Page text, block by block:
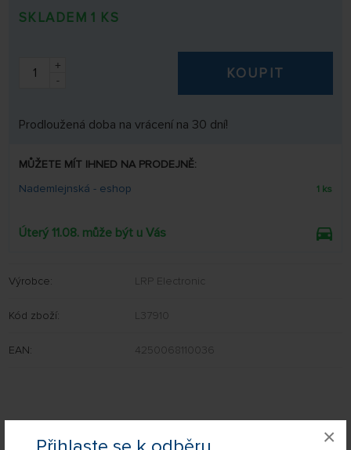
×
SKLADEM 1 KS
+
-
KOUPIT
Prodloužená doba na vrácení na 30 dní!
MŮŽETE MÍT IHNED NA PRODEJNĚ:
Nademlejnská - eshop
1 ks
Úterý 11.08. může být u Vás
Výrobce: LRP Electronic
Kód zboží: L37910
EAN: 4250068110036
Nevíte si rady s výběrem? Nejsou Vám některé parametry jasné?
Napište nám Váš dotaz a my Vás s odpovědí kontaktujeme.